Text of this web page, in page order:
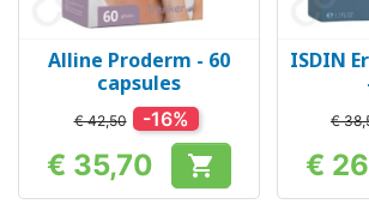
Alline Proderm - 60
capsules
€ 42,50 -16%
Prijs
€ 35,70 
ISDIN
€
€